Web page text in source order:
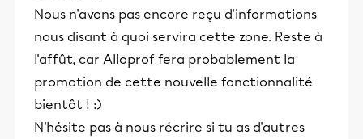
Nous n'avons pas encore reçu d'informations
nous disant à quoi servira cette zone. Reste à
l'affût, car Alloprof fera probablement la
promotion de cette nouvelle fonctionnalité
bientôt ! :)
N'hésite pas à nous récrire si tu as d'autres